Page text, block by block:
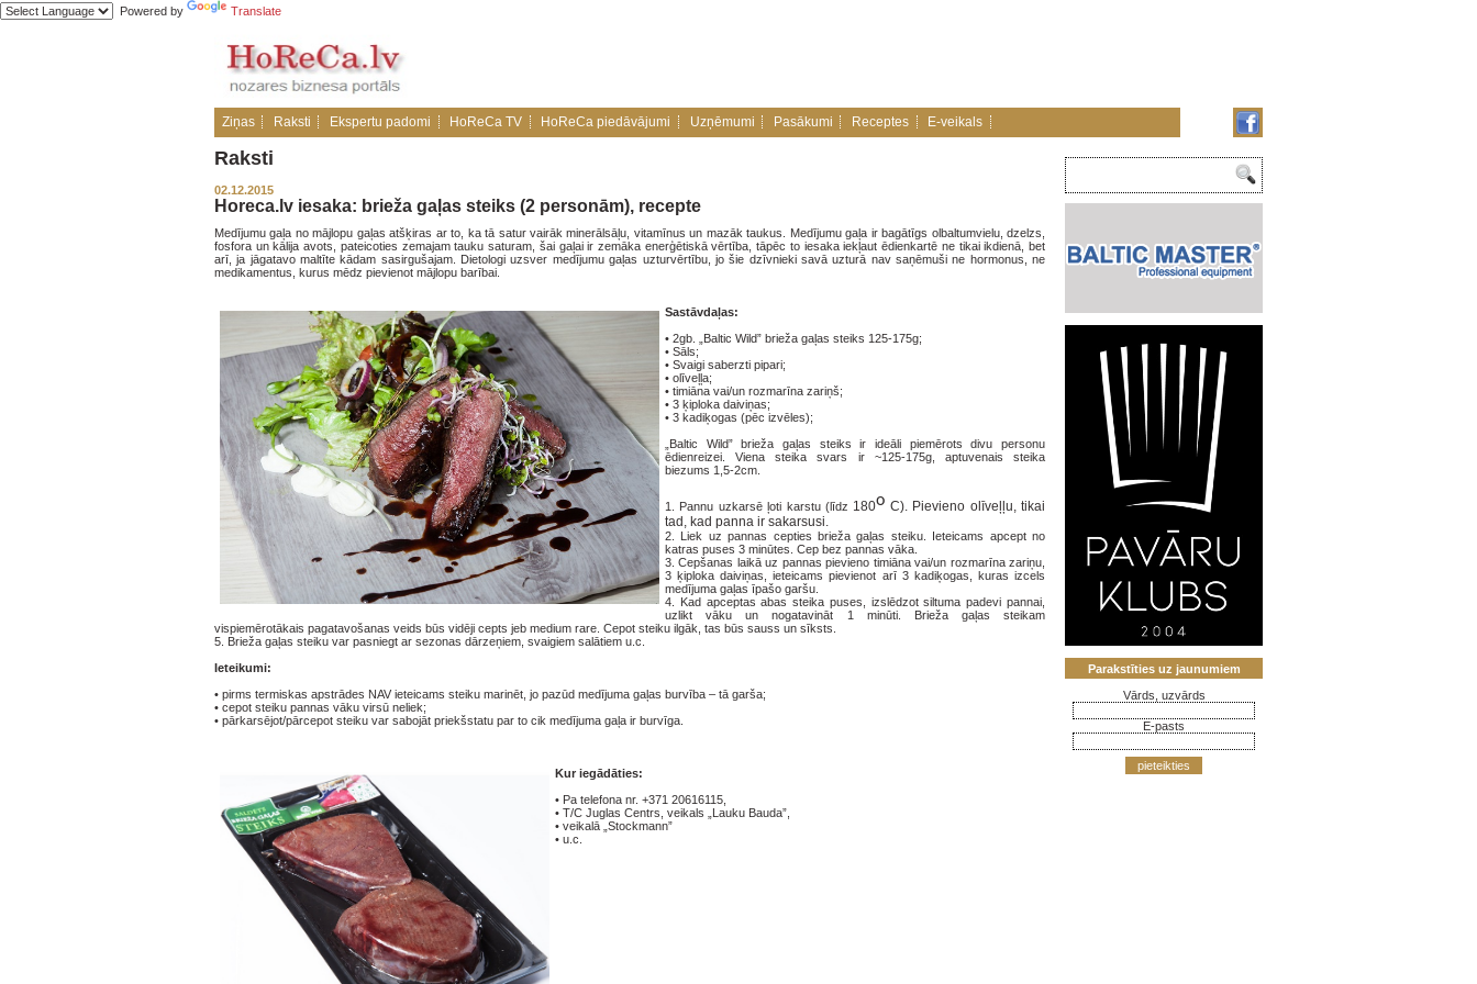
Powered by Translate
Ziņas Raksti Ekspertu padomi HoReCa TV HoReCa piedāvājumi Uzņēmumi Pasākumi Receptes E-veikals
Raksti
02.12.2015
Horeca.lv iesaka: brieža gaļas steiks (2 personām), recepte
Medījumu gaļa no mājlopu gaļas atšķiras ar to, ka tā satur vairāk minerālsāļu, vitamīnus un mazāk taukus. Medījumu gaļa ir bagātīgs olbaltumvielu, dzelzs,
fosfora un kālija avots, pateicoties zemajam tauku saturam, šai gaļai ir zemāka enerģētiskā vērtība, tāpēc to iesaka iekļaut ēdienkartē ne tikai ikdienā, bet
arī, ja jāgatavo maltīte kādam sasirgušajam. Dietologi uzsver medījumu gaļas uzturvērtību, jo šie dzīvnieki savā uzturā nav saņēmuši ne hormonus, ne
medikamentus, kurus mēdz pievienot mājlopu barībai.
Sastāvdaļas:
• 2gb. „Baltic Wild” brieža gaļas steiks 125-175g;
• Sāls;
• Svaigi saberzti pipari;
• olīveļļa;
• timiāna vai/un rozmarīna zariņš;
• 3 ķiploka daiviņas;
• 3 kadiķogas (pēc izvēles);
„Baltic Wild” brieža gaļas steiks ir ideāli piemērots divu personu
ēdienreizei. Viena steika svars ir ~125-175g, aptuvenais steika
biezums 1,5-2cm.
1. Pannu uzkarsē ļoti karstu (līdz 180o C). Pievieno olīveļļu, tikai
tad, kad panna ir sakarsusi.
2.
Liek uz pannas cepties brieža gaļas steiku. Ieteicams apcept no
katras puses 3 minūtes. Cep bez pannas vāka.
3. Cepšanas laikā uz pannas pievieno timiāna vai/un rozmarīna zariņu,
3 ķiploka daiviņas, ieteicams pievienot arī 3 kadiķogas, kuras izcels
medījuma gaļas īpašo garšu.
4.
Kad apceptas abas steika puses, izslēdzot siltuma padevi pannai,
uzlikt vāku un nogatavināt 1 minūti. Brieža gaļas steikam
vispiemērotākais pagatavošanas veids būs vidēji cepts jeb medium rare. Cepot steiku ilgāk, tas būs sauss un sīksts.
5. Brieža gaļas steiku var pasniegt ar sezonas dārzeņiem, svaigiem salātiem u.c.
Ieteikumi:
• pirms termiskas apstrādes NAV ieteicams steiku marinēt, jo pazūd medījuma gaļas burvība – tā garša;
• cepot steiku pannas vāku virsū neliek;
• pārkarsējot/pārcepot steiku var sabojāt priekšstatu par to cik medījuma gaļa ir burvīga.
Kur iegādāties:
• Pa telefona nr. +371 20616115,
• T/C Juglas Centrs, veikals „Lauku Bauda”,
• veikalā „Stockmann”
• u.c.
Parakstīties uz jaunumiem
Vārds, uzvārds
E-pasts
pieteikties